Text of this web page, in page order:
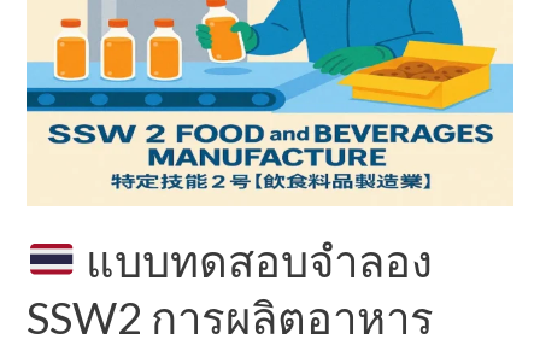
แบบทดสอบจำลอง
SSW2 การผลิตอาหาร
SSW2
การ
ผลิต
อาหาร
(ภาษา